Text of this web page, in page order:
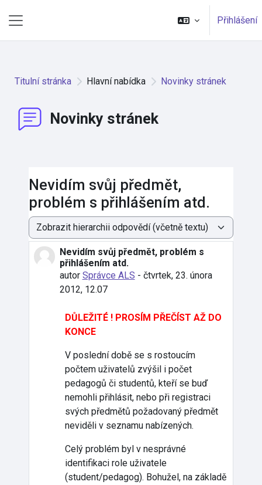
Přihlášení
Titulní stránka Hlavní nabídka Novinky stránek
Novinky stránek
Nevidím svůj předmět,
problém s přihlášením atd.
Režim zobrazení
Nevidím svůj předmět, problém s
přihlášením atd.
autor Správce ALS - čtvrtek, 23. února
2012, 12.07
Počet odpovědí: 0
DŮLEŽITÉ ! PROSÍM PŘEČÍST AŽ DO
KONCE
V poslední době se s rostoucím
počtem uživatelů zvýšil i počet
pedagogů či studentů, kteří se buď
nemohli přihlásit, nebo při registraci
svých předmětů požadovaný předmět
neviděli v seznamu nabízených.
Celý problém byl v nesprávné
identifikaci role uživatele
(student/pedagog). Bohužel, na základě